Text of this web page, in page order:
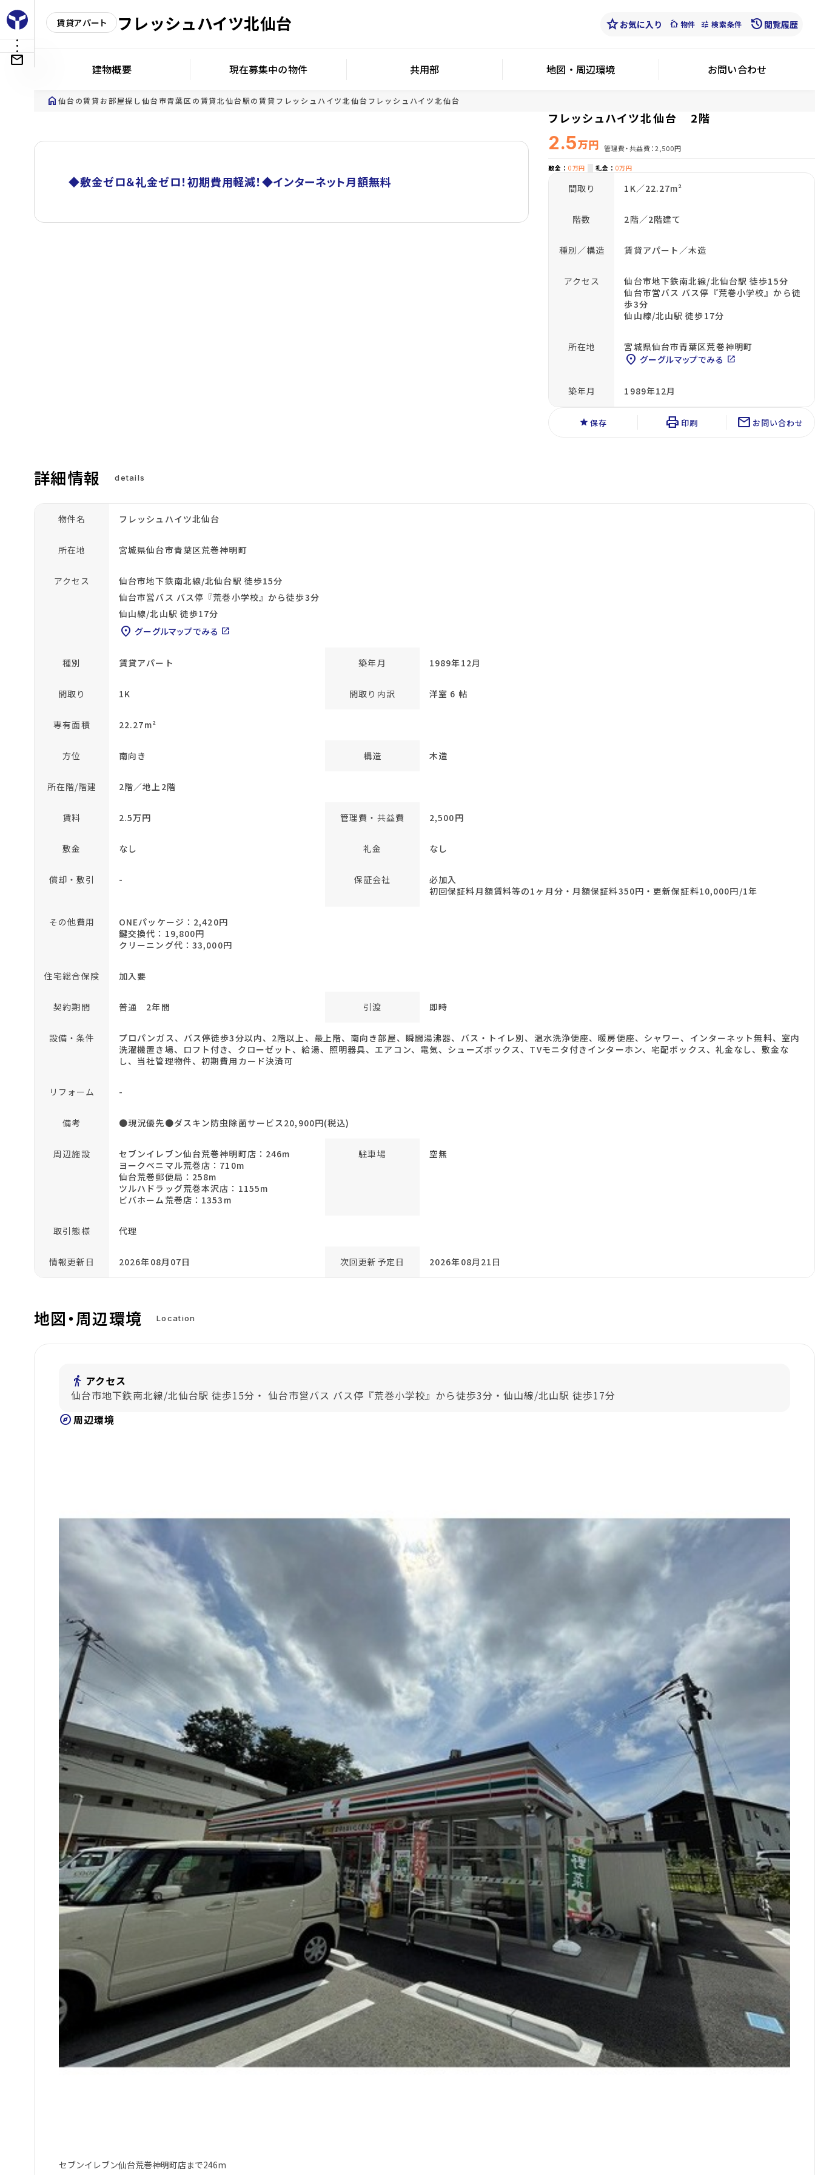
賃貸アパート フレッシュハイツ北仙台 starお気に入り cottage物件 tune 検索条件 history 閲覧履歴
建物概要 現在募集中の物件 共用部 地図・周辺環境 お問い合わせ
home 仙台の賃貸お部屋探し仙台市青葉区の賃貸北仙台駅の賃貸フレッシュハイツ北仙台 フレッシュハイツ北仙台
フレッシュハイツ北仙台 2階
2.5万円 管理費・共益費 2,500円
敷金 0万円 礼金 0万円
間取り 1K／22.27m²
階数 2階／2階建て
種別／構造 賃貸アパート／木造
アクセス
仙台市地下鉄南北線/北仙台駅 徒歩15分
仙台市営バス バス停『荒巻小学校』から徒
歩3分
仙山線/北山駅 徒歩17分
所在地 宮城県仙台市青葉区荒巻神明町
location_on グーグルマップでみる open_in_new
築年月 1989年12月
star 保存 print 印刷 mail お問い合わせ
◆敷金ゼロ＆礼金ゼロ！初期費用軽減！◆インターネット月額無料
詳細情報 details
物件名 フレッシュハイツ北仙台
所在地 宮城県仙台市青葉区荒巻神明町
アクセス
仙台市地下鉄南北線/北仙台駅 徒歩15分
仙台市営バス バス停『荒巻小学校』から徒歩3分
仙山線/北山駅 徒歩17分
location_on グーグルマップでみる open_in_new
種別 賃貸アパート 築年月 1989年12月
間取り 1K 間取り内訳 洋室 6 帖
専有面積 22.27m²
方位 南向き 構造 木造
所在階/階建 2階／地上2階
賃料 2.5万円 管理費・共益費 2,500円
敷金 なし 礼金 なし
償却・敷引 - 保証会社
必加入
初回保証料月額賃料等の1ヶ月分・月額保証料350円・更新保証料10,000円/1年
その他費用
ONEパッケージ：2,420円
鍵交換代：19,800円
クリーニング代：33,000円
住宅総合保険 加入要
契約期間 普通 2年間 引渡 即時
設備・条件
プロパンガス、バス停徒歩3分以内、2階以上、最上階、南向き部屋、瞬間湯沸器、バス・トイレ別、温水洗浄便座、暖房便座、シャワー、インターネット無料、室内
洗濯機置き場、ロフト付き、クローゼット、給湯、照明器具、エアコン、電気、シューズボックス、TVモニタ付きインターホン、宅配ボックス、礼金なし、敷金な
し、当社管理物件、初期費用カード決済可
リフォーム -
備考 ●現況優先●ダスキン防虫除菌サービス20,900円(税込)
周辺施設
セブンイレブン仙台荒巻神明町店：246m
ヨークベニマル荒巻店：710m
仙台荒巻郵便局：258m
ツルハドラッグ荒巻本沢店：1155m
ビバホーム荒巻店：1353m
駐車場 空無
取引態様 代理
情報更新日 2026年08月07日 次回更新予定日 2026年08月21日
地図・周辺環境 Location
directions_walk アクセス
仙台市地下鉄南北線/北仙台駅 徒歩15分・ 仙台市営バス バス停『荒巻小学校』から徒歩3分・仙山線/北山駅 徒歩17分
explore周辺環境
セブンイレブン仙台荒巻神明町店まで246m